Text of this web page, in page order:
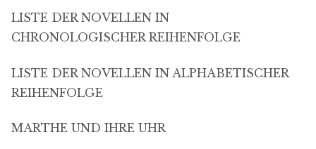
LISTE DER NOVELLEN IN
CHRONOLOGISCHER REIHENFOLGE
LISTE DER NOVELLEN IN ALPHABETISCHER
REIHENFOLGE
MARTHE UND IHRE UHR